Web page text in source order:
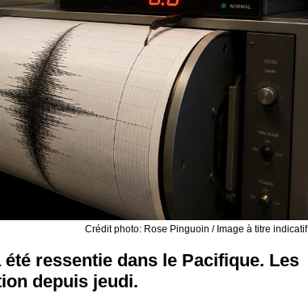
Crédit photo: Rose Pinguoin / Image à titre indicatif
ressentie dans le Pacifique. Les
depuis jeudi.